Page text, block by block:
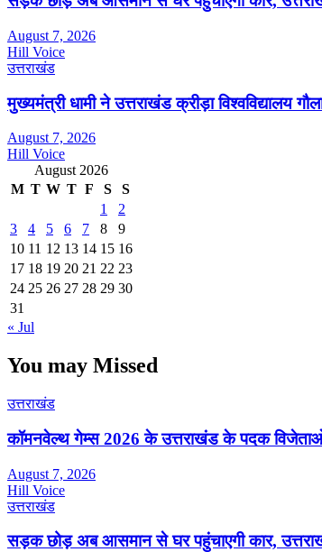
August 7, 2026
Hill Voice
उत्तराखंड
मुख्यमंत्री धामी ने उत्तराखंड क्रीड़ा विश्वविद्यालय
August 7, 2026
Hill Voice
August 2026
M T W T F S
S
1
2
3
4 5 6 7 8
9
10 11 12 13 14 15 16
17 18 19 20 21 22 23
24 25 26 27 28 29 30
31
« Jul
You may Missed
उत्तराखंड
कॉमनवेल्थ गेम्स 2026 के उत्तराखंड के पदक विजेताओं
August 7, 2026
Hill Voice
उत्तराखंड
सड़क छोड़ अब आसमान से घर पहुंचाएगी कार,